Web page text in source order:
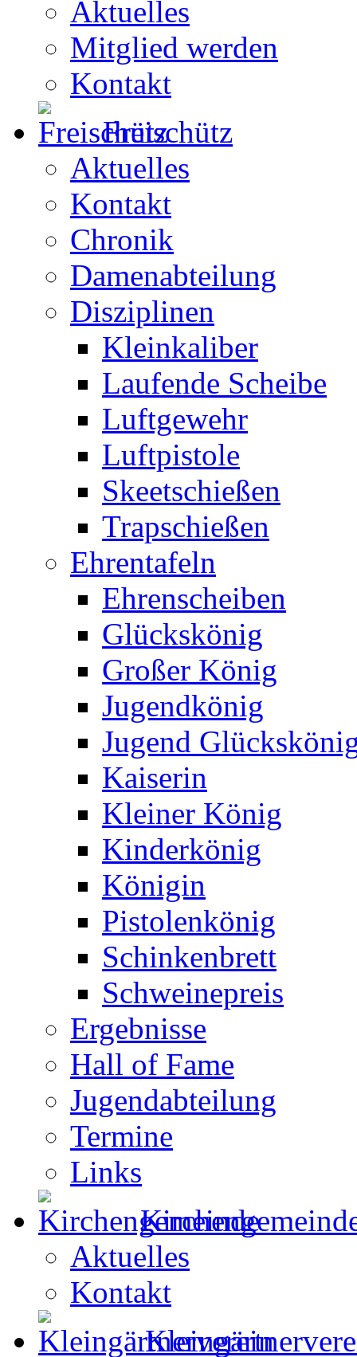
Aktuelles
Mitglied werden
Kontakt
Freischütz
Aktuelles
Kontakt
Chronik
Damenabteilung
Disziplinen
Kleinkaliber
Laufende Scheibe
Luftgewehr
Luftpistole
Skeetschießen
Trapschießen
Ehrentafeln
Ehrenscheiben
Glückskönig
Großer König
Jugendkönig
Jugend
Kaiserin
Kleiner König
Kinderkönig
Königin
Pistolenkönig
Schinkenbrett
Schweinepreis
Ergebnisse
Hall of Fame
Jugendabteilung
Termine
Links
Aktuelles
Kontakt